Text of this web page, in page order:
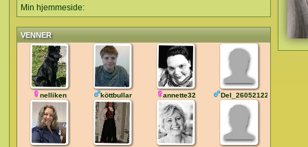
Min hjemmeside:
VENNER
nelliken köttbullar annette32 Del_260521222718